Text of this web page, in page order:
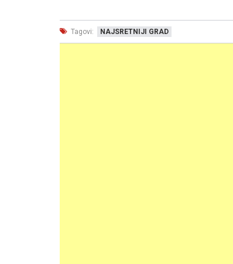
Tagovi: NAJSRETNIJI GRAD